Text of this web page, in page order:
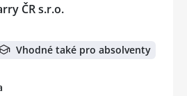
ČR s.r.o.
Vhodné také pro absolventy